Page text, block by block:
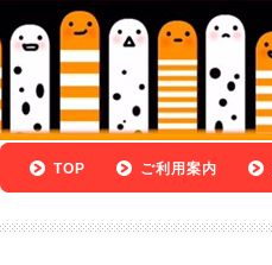
TOP ご利用案内